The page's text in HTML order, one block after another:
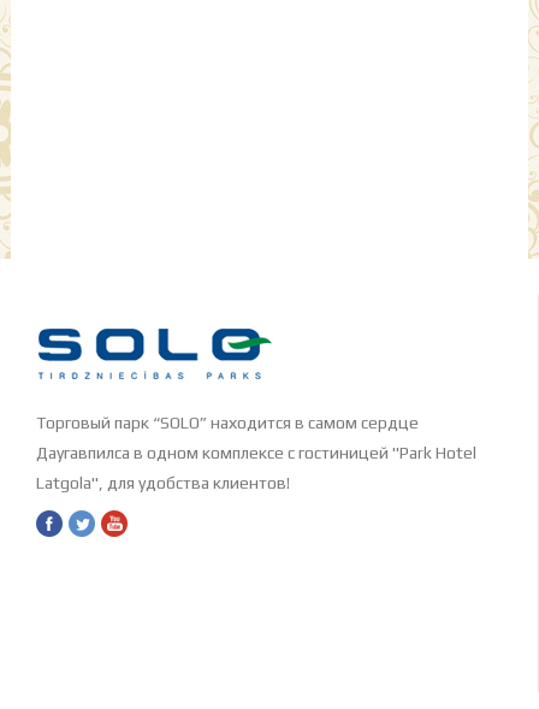
Торговый парк “SOLO” находится в самом сердце
Даугавпилса в одном комплексе с гостиницей "Park Hotel
Latgola", для удобства клиентов!